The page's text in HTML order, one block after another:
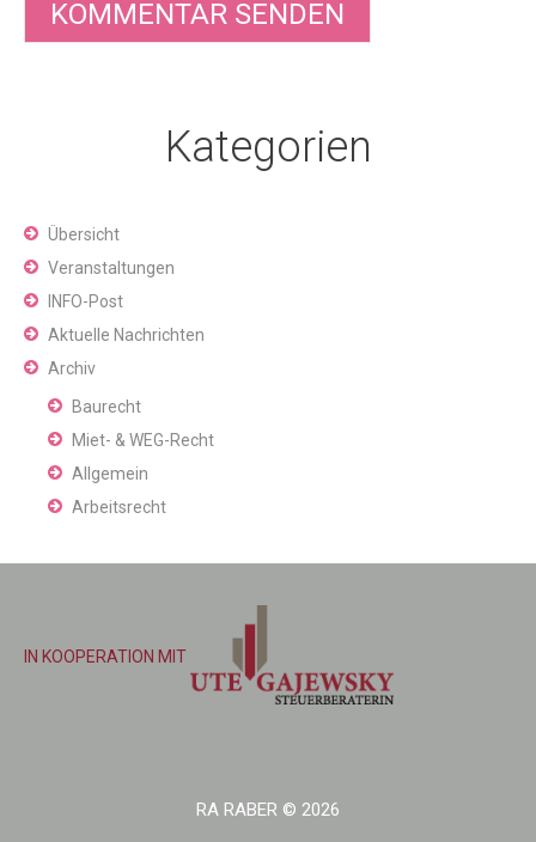
Kategorien
Übersicht
Veranstaltungen
INFO-Post
Aktuelle Nachrichten
Archiv
Baurecht
Miet- & WEG-Recht
Allgemein
Arbeitsrecht
IN KOOPERATION MIT
RA RABER © 2026